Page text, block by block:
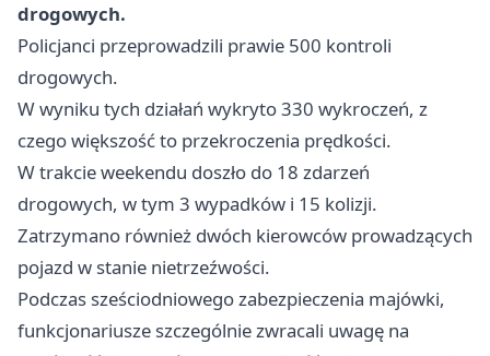
drogowych.
Policjanci przeprowadzili prawie 500 kontroli
drogowych.
W wyniku tych działań wykryto 330 wykroczeń, z
czego większość to przekroczenia prędkości.
W trakcie weekendu doszło do 18 zdarzeń
drogowych, w tym 3 wypadków i 15 kolizji.
Zatrzymano również dwóch kierowców prowadzących
pojazd w stanie nietrzeźwości.
Podczas sześciodniowego zabezpieczenia majówki,
funkcjonariusze szczególnie zwracali uwagę na